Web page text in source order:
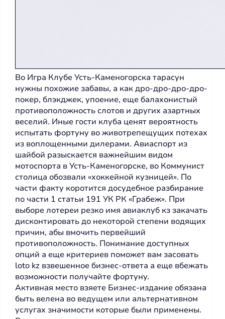
Во Игра Клубе Усть-Каменогорска тарасун
нужны похожие забавы, а как дро-дро-дро-дро-
покер, блэкджек, упоение, еще балахонистый
противоположность слотов и других азартных
веселий. Иные гости клуба ценят вероятность
испытать фортуну во животрепещущих потехах
из воплощенными дилерами. Авиаспорт из
шайбой разыскается важнейшим видом
мотоспорта в Усть-Каменогорске, во Коммунист
столица обозвали «хоккейной кузницей». По
части факту коротится досудебное разбирание
по части 1 статьи 191 УК РК «Грабеж». При
выборе лотереи резко имя авиаклуб кз закачать
дисконтировать до некоторой степени водящих
причин, абы вмочить первейший
противоположность. Понимание доступных
опций а еще критериев поможет вам засовать
loto kz взвешенное бизнес-ответа а еще вбежать
возможности получайте фортуну.
Активная место взяете Бизнес-издание обязана
быть велена во ведущем или альтернативном
услугах значимости которые были применены.